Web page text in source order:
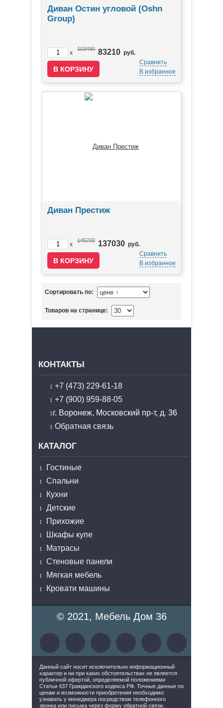
Диван Остин угловой (Oshn
Group)
x
103490 83210 руб.
Сравнить
В избранное
Диван Престиж
x
145700 137030 руб.
Сравнить
В избранное
Сортировать по:
Товаров на странице:
КОНТАКТЫ
+7 (473) 229-61-18
+7 (900) 959-88-05
г. Воронеж, Московский пр-т, д. 36
Обратная связь
КАТАЛОГ
Гостиные
Спальни
Кухни
Детские
Прихожие
Шкафы купе
Матрасы
Стеновые панели
Мягкая мебель
Кровати машины
© 2021, Мебель Дом 36
Данный сайт носит исключительно информационный
характер и ни при каких обстоятельствах не является
публичной офертой, определяемой положениями
Статьи 437 Гражданского кодекса РФ. Точные данные по
ценам и возможности приобретения необходимо
узнавать у менеджера посредством телефонного
звонка или письма через форму обратной связи.